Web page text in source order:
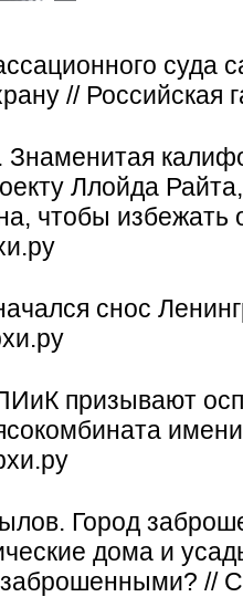
суда
// Российская
Ллойда
чтобы избежать
снос
призывают
Город
дома и
заброшенными? //